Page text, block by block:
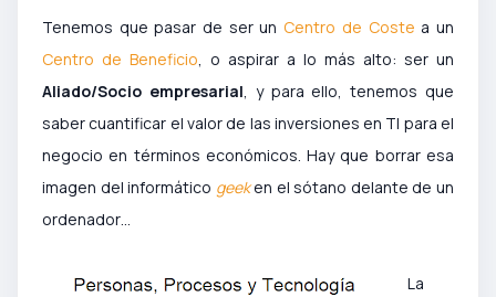
Tenemos que pasar de ser un Centro de Coste a un
Centro de Beneficio, o aspirar a lo más alto: ser un
Aliado/Socio empresarial, y para ello, tenemos que
saber cuantificar el valor de las inversiones en TI para el
negocio en términos económicos. Hay que borrar esa
imagen del informático geeken el sótano delante de un
ordenador…
La